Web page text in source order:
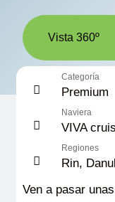
Vista 360º
Categoría
Premium
Naviera
VIVA
Regiones
Rin,
Ven a pasar